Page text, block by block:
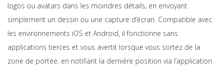
logos ou avatars dans les moindres détails, en envoyant
simplement un dessin ou une capture d’écran. Compatible avec
les environnements iOS et Android, il fonctionne sans
applications tierces et vous avertit lorsque vous sortez de la
zone de portée, en notifiant la dernière position via l’application